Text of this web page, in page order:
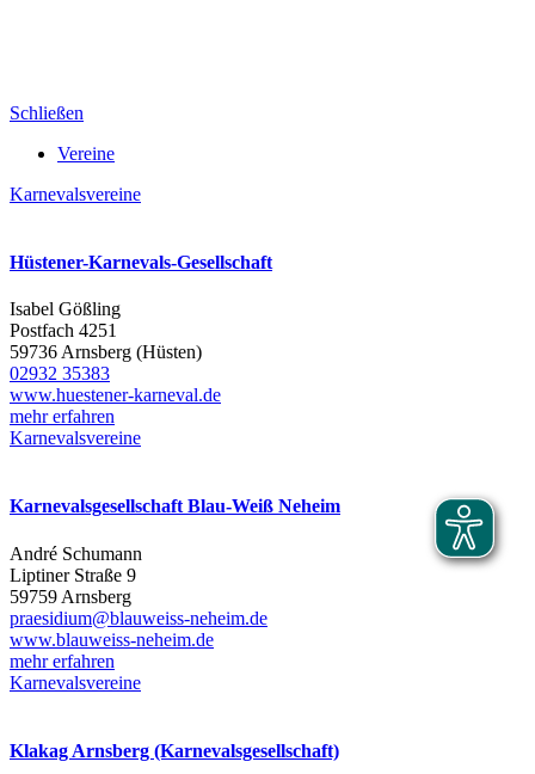
Schließen
Vereine
Karnevalsvereine
Hüstener-Karnevals-Gesellschaft
Isabel Gößling
Postfach 4251
59736 Arnsberg (Hüsten)
02932 35383
www.huestener-karneval.de
mehr erfahren
Karnevalsvereine
Karnevalsgesellschaft Blau-Weiß Neheim
André Schumann
Liptiner Straße 9
59759 Arnsberg
praesidium@blauweiss-neheim.de
www.blauweiss-neheim.de
mehr erfahren
Karnevalsvereine
Klakag Arnsberg (Karnevalsgesellschaft)